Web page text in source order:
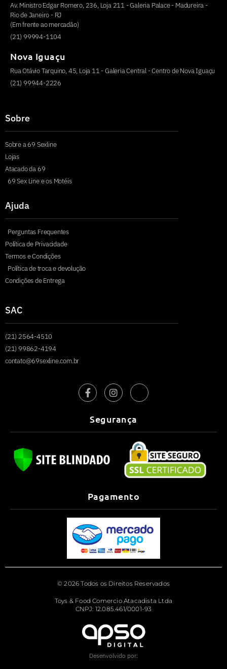
Av. Ministro Edgar Romero, 236, Loja 211 - Galeria Palace - Madureira -
Rio de Janeiro - RJ
(Em frente ao mercadão)
(21) 99994-1104
Nova Iguaçu
Rua Otávio Tarquino, 45, Loja 11 - Galeria Central - Centro de Nova Iguaçu
(21) 99944-2226
Sobre
Sobre a 69 Sexline
Lojas
Atacado da 69
69 Sex Line e os Motéis
Ajuda
Perguntas Frequentes
Política de Privacidade
Termos e Condições
Política de troca e devolução
Condições de Entrega
SAC
(21) 2564-4510
(21) 99862-4194
contato@69sexline.com.br
Segurança
Pagamento
© 2026 Todos os Direitos Reservados
Toys & Food Comercio Atacadista Ltda
CNPJ: 12.085.461/0001-93
Desenvolvido por: